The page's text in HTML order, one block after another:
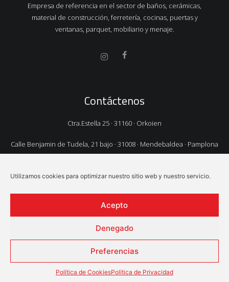
Utilizamos cookies para optimizar nuestro sitio web y nuestro servicio.
Acepto
Denegado
Preferencias
Política de CookiesPolítica de Privacidad
Empresa de referencia en el sector de baños, cerámicas,
material de construcción, ferretería, cocinas, puertas y
ventanas, parquet, mobiliario y menaje.
Contáctenos
Ctra.Estella 25 · 31160 · Orkoien
Calle Benjamin de Tudela, 21 bajo · 31008 · Mendebaldea · Pamplona
EMAIL: cupesa@cupesa.com
© Cupesa · Desarrollado con porGoviwebs
Política de privacidad·
RRSS·Política de cookies